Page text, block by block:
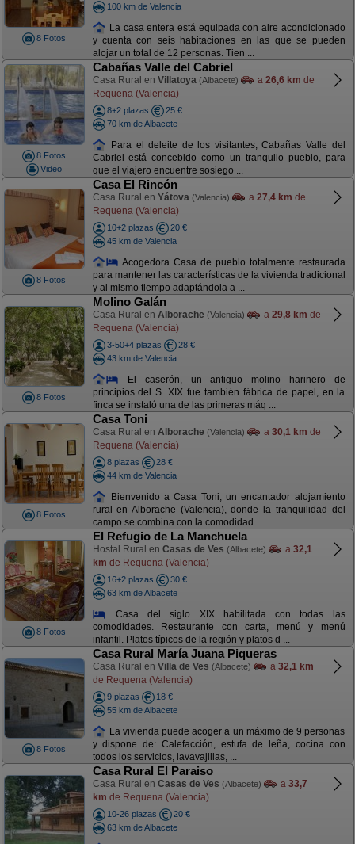
8 Fotos
100 km de Valencia
La casa entera está equipada con aire acondicionado
y cuenta con seis habitaciones en las que se pueden
alojar un total de 12 personas. Tien ...
8 Fotos
Video
Cabañas Valle del Cabriel
Casa Rural en Villatoya (Albacete) a 26,6 km de
Requena (Valencia)
8+2 plazas
25 €
70 km de Albacete
Para el deleite de los visitantes, Cabañas Valle del
Cabriel está concebido como un tranquilo pueblo, para
que el viajero encuentre sosiego ...
8 Fotos
Casa El Rincón
Casa Rural en Yátova (Valencia) a 27,4 km de
Requena (Valencia)
10+2 plazas
20 €
45 km de Valencia
Acogedora Casa de pueblo totalmente restaurada
para mantener las características de la vivienda tradicional
y al mismo tiempo adaptándola a ...
8 Fotos
Molino Galán
Casa Rural en Alborache (Valencia) a 29,8 km de
Requena (Valencia)
3-50+4 plazas
28 €
43 km de Valencia
El caserón, un antiguo molino harinero de
principios del S. XIX fue también fábrica de papel, en la
finca se instaló una de las primeras máq ...
8 Fotos
Casa Toni
Casa Rural en Alborache (Valencia) a 30,1 km de
Requena (Valencia)
8 plazas
28 €
44 km de Valencia
Bienvenido a Casa Toni, un encantador alojamiento
rural en Alborache (Valencia), donde la tranquilidad del
campo se combina con la comodidad ...
8 Fotos
El Refugio de La Manchuela
Hostal Rural en Casas de Ves (Albacete) a 32,1
km de Requena (Valencia)
16+2 plazas
30 €
63 km de Albacete
Casa del siglo XIX habilitada con todas las
comodidades. Restaurante con carta, menú y menú
infantil. Platos típicos de la región y platos d ...
8 Fotos
Casa Rural María Juana Piqueras
Casa Rural en Villa de Ves (Albacete) a 32,1 km
de Requena (Valencia)
9 plazas
18 €
55 km de Albacete
La vivienda puede acoger a un máximo de 9 personas
y dispone de: Calefacción, estufa de leña, cocina con
todos los servicios, lavavajillas, ...
Casa Rural El Paraiso
Casa Rural en Casas de Ves (Albacete) a 33,7
km de Requena (Valencia)
10-26 plazas
20 €
63 km de Albacete